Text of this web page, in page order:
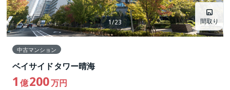
間取り
1/23
中古マンション
ベイサイドタワー晴海
1 億200万円